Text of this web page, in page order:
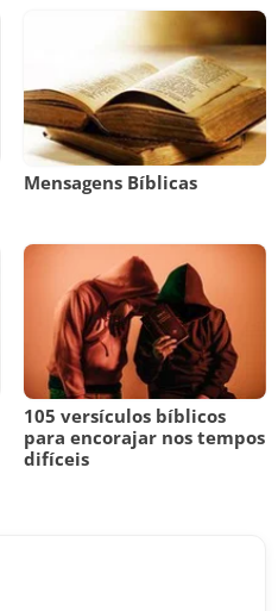
Mensagens Bíblicas
105 versículos bíblicos
para encorajar nos tempos
difíceis